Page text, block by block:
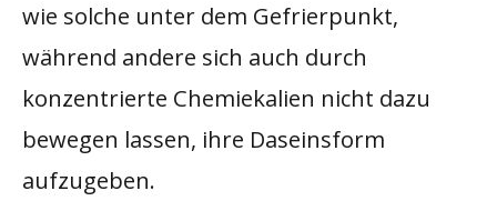
wie solche unter dem Gefrierpunkt,
während andere sich auch durch
konzentrierte Chemiekalien nicht dazu
bewegen lassen, ihre Daseinsform
aufzugeben.